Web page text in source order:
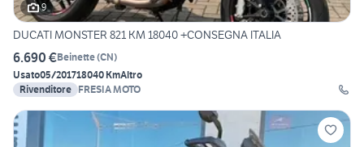
9
DUCATI MONSTER 821 KM 18040 +CONSEGNA ITALIA
6.690 €Beinette(CN)
Usato05/201718040 KmAltro
Rivenditore FRESIA MOTO